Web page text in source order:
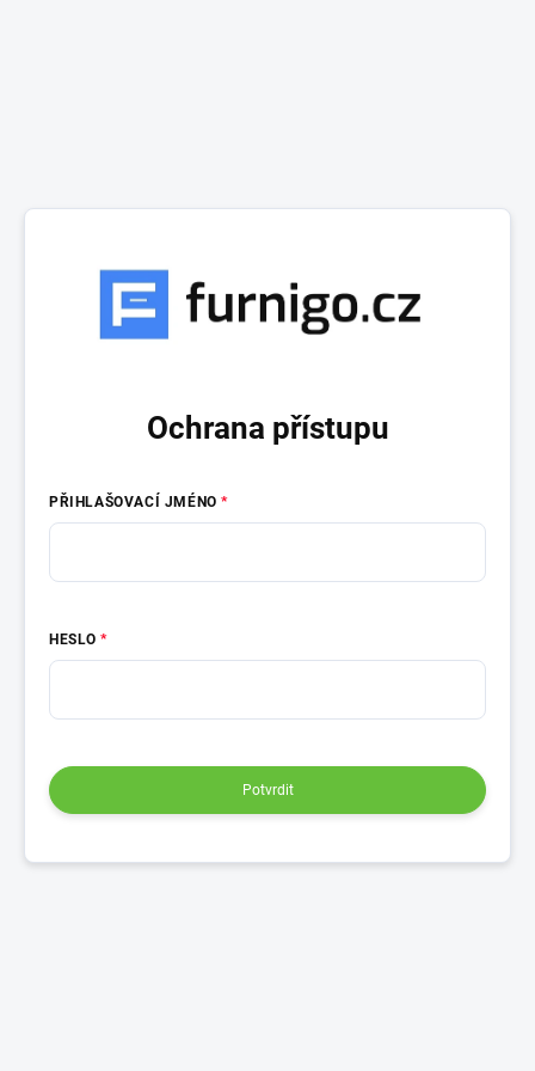
Ochrana přístupu
PŘIHLAŠOVACÍ JMÉNO
HESLO
Potvrdit